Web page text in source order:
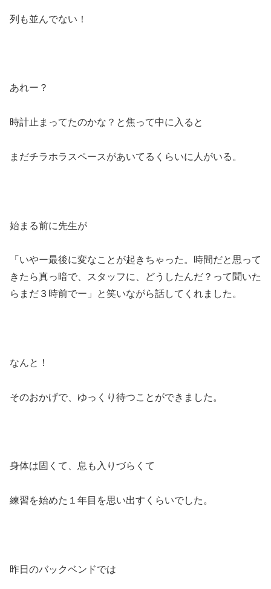
列も並んでない！
あれー？
時計止まってたのかな？と焦って中に入ると
まだチラホラスペースがあいてるくらいに人がいる。
始まる前に先生が
「いやー最後に変なことが起きちゃった。時間だと思って
きたら真っ暗で、スタッフに、どうしたんだ？って聞いた
らまだ３時前でー」と笑いながら話してくれました。
なんと！
そのおかげで、ゆっくり待つことができました。
身体は固くて、息も入りづらくて
練習を始めた１年目を思い出すくらいでした。
昨日のバックベンドでは